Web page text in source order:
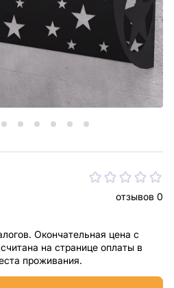
отзывов 0
Окончательная цена с
на странице оплаты в
проживания.